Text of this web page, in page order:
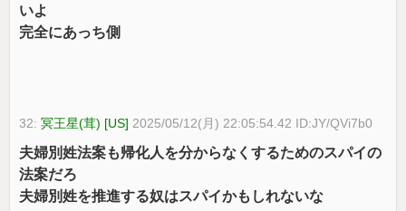
いよ
完全にあっち側
32:冥王星(茸) [US] 2025/05/12(月) 22:05:54.42 ID:JY/QVi7b0
夫婦別姓法案も帰化人を分からなくするためのスパイの
法案だろ
夫婦別姓を推進する奴はスパイかもしれないな